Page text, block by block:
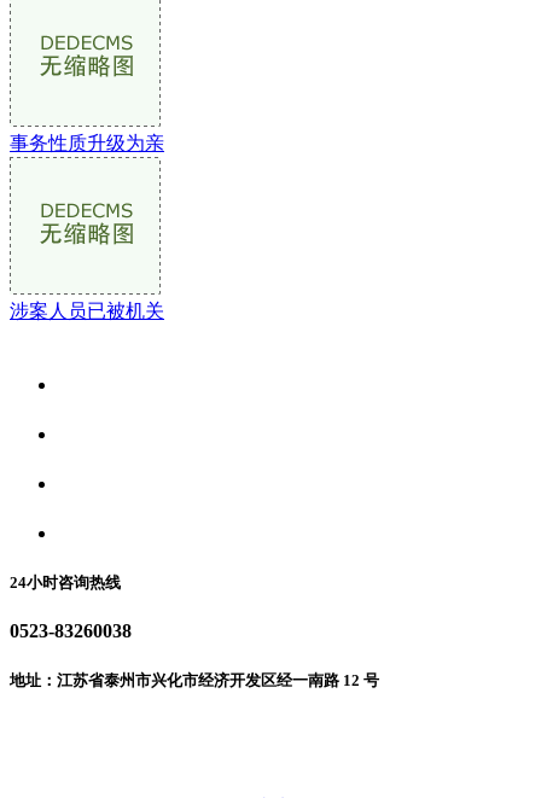
事务性质升级为亲
涉案人员已被机关
24小时咨询热线
0523-83260038
地址：江苏省泰州市兴化市经济开发区经一南路 12 号